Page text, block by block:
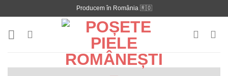
to
content
Producem în România 🇷🇴